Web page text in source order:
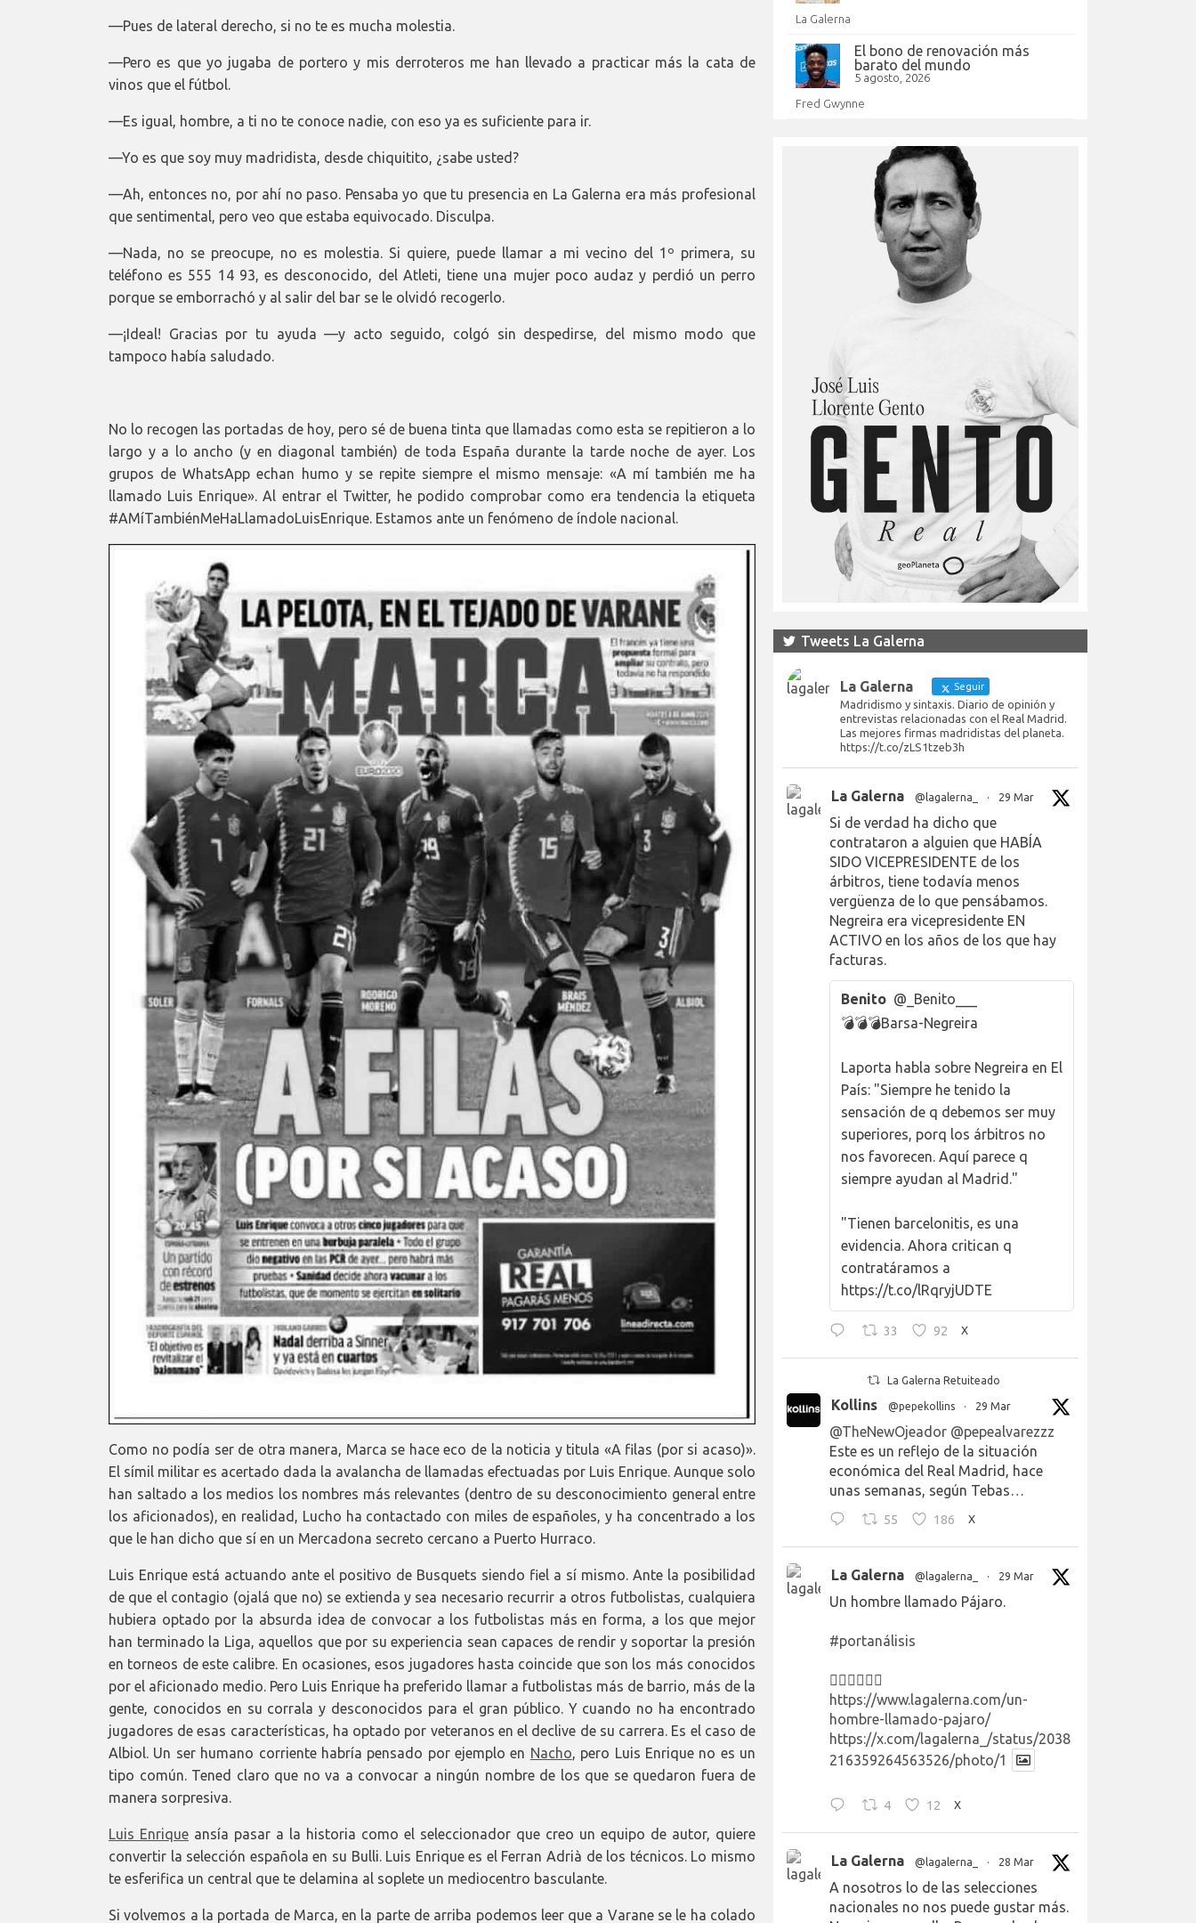
—Pues de lateral derecho, si no te es mucha molestia.
—Pero es que yo jugaba de portero y mis derroteros me han llevado a practicar más la cata de
vinos que el fútbol.
—Es igual, hombre, a ti no te conoce nadie, con eso ya es suficiente para ir.
—Yo es que soy muy madridista, desde chiquitito, ¿sabe usted?
—Ah, entonces no, por ahí no paso. Pensaba yo que tu presencia en La Galerna era más profesional
que sentimental, pero veo que estaba equivocado. Disculpa.
—Nada, no se preocupe, no es molestia. Si quiere, puede llamar a mi vecino del 1º primera, su
teléfono es 555 14 93, es desconocido, del Atleti, tiene una mujer poco audaz y perdió un perro
porque se emborrachó y al salir del bar se le olvidó recogerlo.
—¡Ideal! Gracias por tu ayuda —y acto seguido, colgó sin despedirse, del mismo modo que
tampoco había saludado.
No lo recogen las portadas de hoy, pero sé de buena tinta que llamadas como esta se repitieron a lo
largo y a lo ancho (y en diagonal también) de toda España durante la tarde noche de ayer. Los
grupos de WhatsApp echan humo y se repite siempre el mismo mensaje: «A mí también me ha
llamado Luis Enrique». Al entrar el Twitter, he podido comprobar como era tendencia la etiqueta
#AMíTambiénMeHaLlamadoLuisEnrique. Estamos ante un fenómeno de índole nacional.
Como no podía ser de otra manera, Marca se hace eco de la noticia y titula «A filas (por si acaso)».
El símil militar es acertado dada la avalancha de llamadas efectuadas por Luis Enrique. Aunque solo
han saltado a los medios los nombres más relevantes (dentro de su desconocimiento general entre
los aficionados), en realidad, Lucho ha contactado con miles de españoles, y ha concentrado a los
que le han dicho que sí en un Mercadona secreto cercano a Puerto Hurraco.
Luis Enrique está actuando ante el positivo de Busquets siendo fiel a sí mismo. Ante la posibilidad
de que el contagio (ojalá que no) se extienda y sea necesario recurrir a otros futbolistas, cualquiera
hubiera optado por la absurda idea de convocar a los futbolistas más en forma, a los que mejor
han terminado la Liga, aquellos que por su experiencia sean capaces de rendir y soportar la presión
en torneos de este calibre. En ocasiones, esos jugadores hasta coincide que son los más conocidos
por el aficionado medio. Pero Luis Enrique ha preferido llamar a futbolistas más de barrio, más de la
gente, conocidos en su corrala y desconocidos para el gran público. Y cuando no ha encontrado
jugadores de esas características, ha optado por veteranos en el declive de su carrera. Es el caso de
Albiol. Un ser humano corriente habría pensado por ejemplo en Nacho, pero Luis Enrique no es un
tipo común. Tened claro que no va a convocar a ningún nombre de los que se quedaron fuera de
manera sorpresiva.
Luis Enrique ansía pasar a la historia como el seleccionador que creo un equipo de autor, quiere
convertir la selección española en su Bulli. Luis Enrique es el Ferran Adrià de los técnicos. Lo mismo
te esferifica un central que te delamina al soplete un mediocentro basculante.
Si volvemos a la portada de Marca, en la parte de arriba podemos leer que a Varane se le ha colado
La Galerna
El bono de renovación más
barato del mundo
5 agosto, 2026
Fred Gwynne
Tweets La Galerna
La Galerna Seguir
Madridismo y sintaxis. Diario de opinión y
entrevistas relacionadas con el Real Madrid.
Las mejores firmas madridistas del planeta.
https://t.co/zLS1tzeb3h
La Galerna @lagalerna_ · 29 Mar
Si de verdad ha dicho que
contrataron a alguien que HABÍA
SIDO VICEPRESIDENTE de los
árbitros, tiene todavía menos
vergüenza de lo que pensábamos.
Negreira era vicepresidente EN
ACTIVO en los años de los que hay
facturas.
Benito @_Benito___
💣💣💣Barsa-Negreira
Laporta habla sobre Negreira en El
País: "Siempre he tenido la
sensación de q debemos ser muy
superiores, porq los árbitros no
nos favorecen. Aquí parece q
siempre ayudan al Madrid."
"Tienen barcelonitis, es una
evidencia. Ahora critican q
contratáramos a
https://t.co/lRqryjUDTE
33 92 X
La Galerna Retuiteado
Kollins @pepekollins · 29 Mar
@TheNewOjeador @pepealvarezzz
Este es un reflejo de la situación
económica del Real Madrid, hace
unas semanas, según Tebas…
55 186 X
La Galerna @lagalerna_ · 29 Mar
Un hombre llamado Pájaro.
#portanálisis
👉🏻👉🏻👉🏻
https://www.lagalerna.com/un-
hombre-llamado-pajaro/
https://x.com/lagalerna_/status/2038
216359264563526/photo/1
4 12 X
La Galerna @lagalerna_ · 28 Mar
A nosotros lo de las selecciones
nacionales no nos puede gustar más.